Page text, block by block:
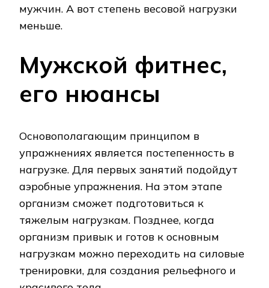
мужчин. А вот степень весовой нагрузки
меньше.
Мужской фитнес,
его нюансы
Основополагающим принципом в
упражнениях является постепенность в
нагрузке. Для первых занятий подойдут
аэробные упражнения. На этом этапе
организм сможет подготовиться к
тяжелым нагрузкам. Позднее, когда
организм привык и готов к основным
нагрузкам можно переходить на силовые
тренировки, для создания рельефного и